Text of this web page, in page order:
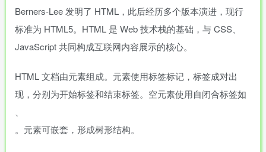
Berners-Lee 发明了 HTML，此后经历多个版本演进，现行
标准为 HTML5。HTML 是 Web 技术栈的基础，与 CSS、
JavaScript 共同构成互联网内容展示的核心。
HTML 文档由元素组成。元素使用标签标记，标签成对出
现，分别为开始标签和结束标签。空元素使用自闭合标签如
。元素可嵌套，形成树形结构。